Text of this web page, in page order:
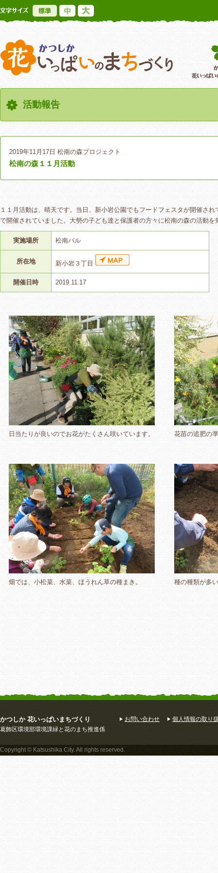
標準
かつしか花い
活動報告
2019年11月17日 松南の森プロジェクト
松南の森１１月活動
１１月活動は、晴天です。当日、新小岩公園でもフードフェスタが開催さ
で開催されていました。大勢の子ども達と保護者の方々に松南の森の活動を
実施場所 松南パル
所在地 新小岩３丁目
開催日時 2019.11.17
日当たりが良いのでお花がたくさん咲いています。 花苗の追肥の
畑では、小松菜、水菜、ほうれん草の種まき。 種の種類が多
かつしか 花いっぱいまちづくり
葛飾区環境部環境課緑と花のまち推進係
お問い合わせ 個人情報の取り
Copyright © Katsushika City. All rights reserved.